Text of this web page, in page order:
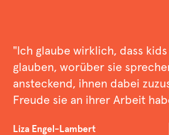
"Ich glaube wirklich, dass kids
glauben, worüber sie
ansteckend, ihnen dabei
Freude sie an ihrer Arbeit
Liza Engel-Lambert